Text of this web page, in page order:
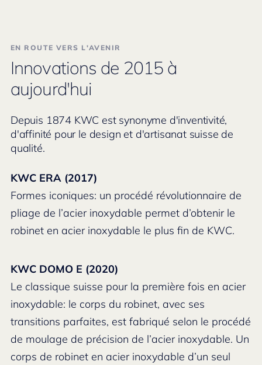
EN ROUTE VERS L'AVENIR
Innovations de 2015 à
aujourd'hui
Depuis 1874 KWC est synonyme d'inventivité,
d'affinité pour le design et d'artisanat suisse de
qualité.
KWC ERA (2017)
Formes iconiques: un procédé révolutionnaire de
pliage de l’acier inoxydable permet d’obtenir le
robinet en acier inoxydable le plus fin de KWC.
KWC DOMO E (2020)
Le classique suisse pour la première fois en acier
inoxydable: le corps du robinet, avec ses
transitions parfaites, est fabriqué selon le procédé
de moulage de précision de l’acier inoxydable. Un
corps de robinet en acier inoxydable d’un seul